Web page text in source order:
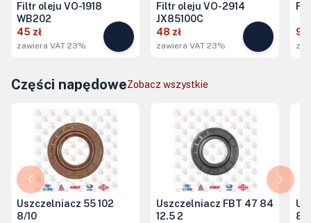
Filtr oleju VO-1918
WB202
45 zł
zawiera VAT 23%
Filtr oleju VO-2914
JX85100C
48 zł
zawiera VAT 23%
90
Części napędoweZobacz wszystkie
Uszczelniacz 55 102
8/10
Uszczelniacz FBT 47 84
12.5 2
8